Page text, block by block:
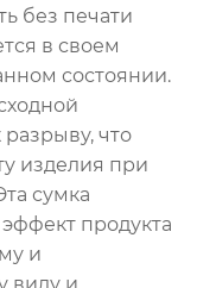
без печати
в своем
состоянии.
что
изделия при
сумка
продукта
и